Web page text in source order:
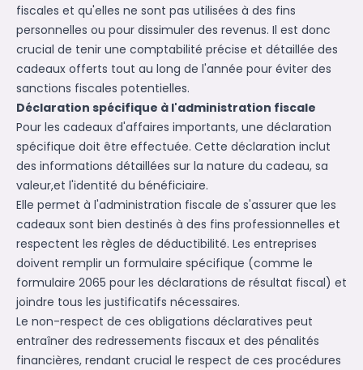
fiscales et qu'elles ne sont pas utilisées à des fins
personnelles ou pour dissimuler des revenus. Il est donc
crucial de tenir une comptabilité précise et détaillée des
cadeaux offerts tout au long de l'année pour éviter des
sanctions fiscales potentielles.
Déclaration spécifique à l'administration fiscale
Pour les cadeaux d'affaires importants, une déclaration
spécifique doit être effectuée. Cette déclaration inclut
des informations détaillées sur la nature du cadeau, sa
valeur,et l'identité du bénéficiaire.
Elle permet à l'administration fiscale de s'assurer que les
cadeaux sont bien destinés à des fins professionnelles et
respectent les règles de déductibilité. Les entreprises
doivent remplir un formulaire spécifique (comme le
formulaire 2065 pour les déclarations de résultat fiscal) et
joindre tous les justificatifs nécessaires.
Le non-respect de ces obligations déclaratives peut
entraîner des redressements fiscaux et des pénalités
financières, rendant crucial le respect de ces procédures